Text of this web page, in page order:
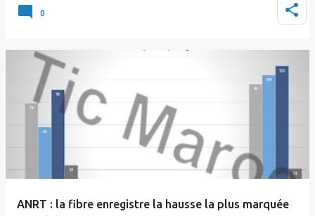
0
ANRT : la fibre enregistre la hausse la plus marquée